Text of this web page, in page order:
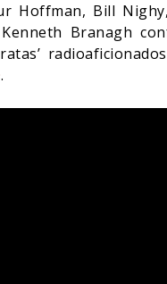
Hoffman, Bill
Branagh
.